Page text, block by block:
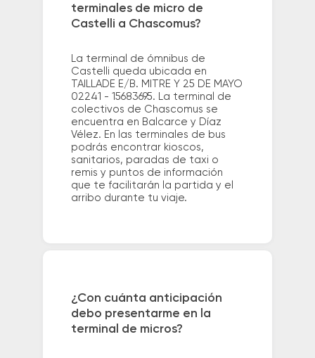
terminales de micro de
Castelli a Chascomus?
La terminal de ómnibus de
Castelli queda ubicada en
TAILLADE E/B. MITRE Y 25 DE MAYO
02241 - 15683695. La terminal de
colectivos de Chascomus se
encuentra en Balcarce y Díaz
Vélez. En las terminales de bus
podrás encontrar kioscos,
sanitarios, paradas de taxi o
remis y puntos de información
que te facilitarán la partida y el
arribo durante tu viaje.
¿Con cuánta anticipación
debo presentarme en la
terminal de micros?